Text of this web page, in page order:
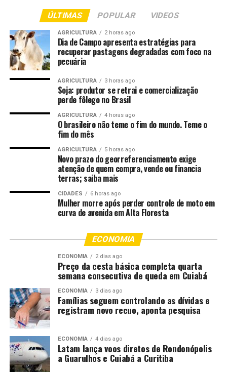
na MT-251 nesta sexta-feira
DON'T MISS
Sorriso realiza Operação Tolerância Zero Carnaval
ÚLTIMAS POPULAR VIDEOS
AGRICULTURA 2 horas ago
Dia de Campo apresenta estratégias para
recuperar pastagens degradadas com foco na
pecuária
AGRICULTURA 3 horas ago
Soja: produtor se retrai e comercialização
perde fôlego no Brasil
AGRICULTURA 4 horas ago
O brasileiro não teme o fim do mundo. Teme o
fim do mês
AGRICULTURA 5 horas ago
Novo prazo do georreferenciamento exige
atenção de quem compra, vende ou financia
terras; saiba mais
CIDADES 6 horas ago
Mulher morre após perder controle de moto em
curva de avenida em Alta Floresta
ECONOMIA
ECONOMIA 2 dias ago
Preço da cesta básica completa quarta
semana consecutiva de queda em Cuiabá
ECONOMIA 3 dias ago
Famílias seguem controlando as dívidas e
registram novo recuo, aponta pesquisa
ECONOMIA 4 dias ago
Latam lança voos diretos de Rondonópolis
a Guarulhos e Cuiabá a Curitiba